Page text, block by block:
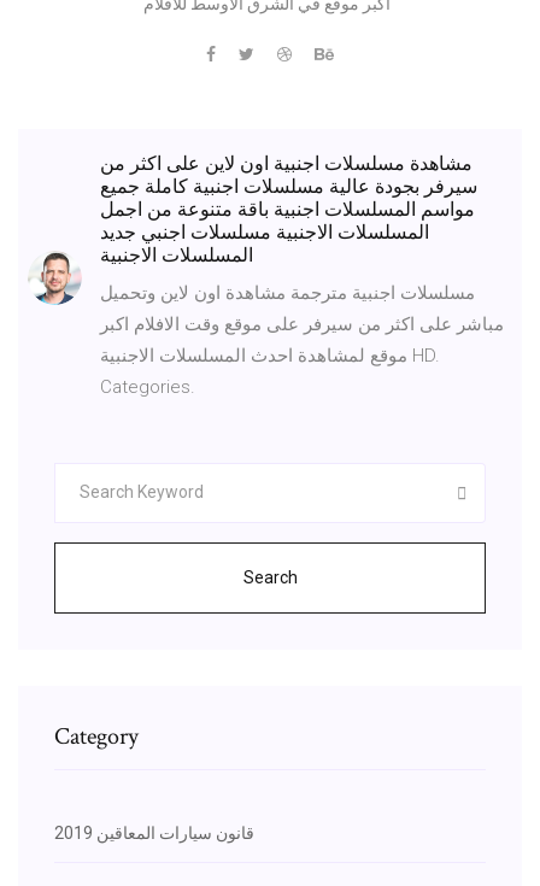
مشاهدة مسلسلات اجنبية اون لاين على اكثر من
سيرفر بجودة عالية مسلسلات اجنبية كاملة جميع
مواسم المسلسلات اجنبية باقة متنوعة من اجمل
المسلسلات الاجنبية مسلسلات اجنبي جديد
المسلسلات الاجنبية
مسلسلات اجنبية مترجمة مشاهدة اون لاين وتحميل
مباشر على اكثر من سيرفر على موقع وقت الافلام اكبر
موقع لمشاهدة احدث المسلسلات الاجنبية HD.
Categories.
Search
Category
قانون سيارات المعاقين 2019